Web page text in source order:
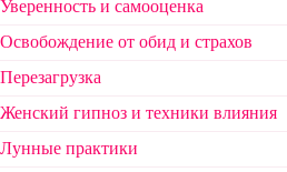
Уверенность и самооценка
Освобождение от обид и страхов
Перезагрузка
Женский гипноз и техники влияния
Лунные практики